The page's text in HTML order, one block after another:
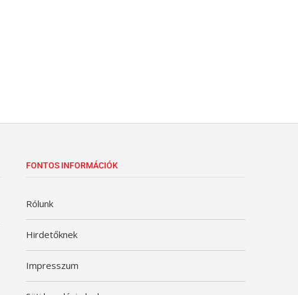
FONTOS INFORMÁCIÓK
Rólunk
Hirdetőknek
Impresszum